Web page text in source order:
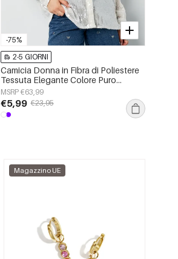
-75%
2-5 GIORNI
Camicia Donna in Fibra di Poliestere
Tessuta Elegante Colore Puro
Primavera/Estate
MSRP €63,99
€5,99 €23,95
Magazzino UE